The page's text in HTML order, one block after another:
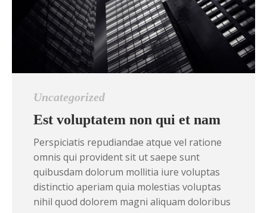
Uncategorized
Est voluptatem non qui et nam
Perspiciatis repudiandae atque vel ratione
omnis qui provident sit ut saepe sunt
quibusdam dolorum mollitia iure voluptas
distinctio aperiam quia molestias voluptas
nihil quod dolorem magni aliquam doloribus